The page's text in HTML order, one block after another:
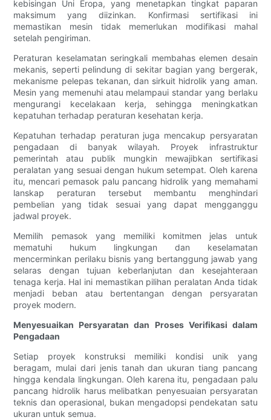
kebisingan Uni Eropa, yang menetapkan tingkat paparan
maksimum yang diizinkan. Konfirmasi sertifikasi ini
memastikan mesin tidak memerlukan modifikasi mahal
setelah pengiriman.
Peraturan keselamatan seringkali membahas elemen desain
mekanis, seperti pelindung di sekitar bagian yang bergerak,
mekanisme pelepas tekanan, dan sirkuit hidrolik yang aman.
Mesin yang memenuhi atau melampaui standar yang berlaku
mengurangi kecelakaan kerja, sehingga meningkatkan
kepatuhan terhadap peraturan kesehatan kerja.
Kepatuhan terhadap peraturan juga mencakup persyaratan
pengadaan di banyak wilayah. Proyek infrastruktur
pemerintah atau publik mungkin mewajibkan sertifikasi
peralatan yang sesuai dengan hukum setempat. Oleh karena
itu, mencari pemasok palu pancang hidrolik yang memahami
lanskap peraturan tersebut membantu menghindari
pembelian yang tidak sesuai yang dapat mengganggu
jadwal proyek.
Memilih pemasok yang memiliki komitmen jelas untuk
mematuhi hukum lingkungan dan keselamatan
mencerminkan perilaku bisnis yang bertanggung jawab yang
selaras dengan tujuan keberlanjutan dan kesejahteraan
tenaga kerja. Hal ini memastikan pilihan peralatan Anda tidak
menjadi beban atau bertentangan dengan persyaratan
proyek modern.
Menyesuaikan Persyaratan dan Proses Verifikasi dalam
Pengadaan
Setiap proyek konstruksi memiliki kondisi unik yang
beragam, mulai dari jenis tanah dan ukuran tiang pancang
hingga kendala lingkungan. Oleh karena itu, pengadaan palu
pancang hidrolik harus melibatkan penyesuaian persyaratan
teknis dan operasional, bukan mengadopsi pendekatan satu
ukuran untuk semua.